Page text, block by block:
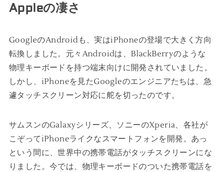
Appleの凄さ
GoogleのAndroidも、実はiPhoneの登場で大きく方向
転換しました。元々Androidは、BlackBerryのような
物理キーボードを持つ端末向けに開発されていました。
しかし、iPhoneを見たGoogleのエンジニアたちは、急
遽タッチスクリーン対応に舵を切ったのです。
サムスンのGalaxyシリーズ、ソニーのXperia、各社が
こぞってiPhoneライクなスマートフォンを開発。あっ
という間に、世界中の携帯電話がタッチスクリーンにな
りました。今では、物理キーボードのついた携帯電話を